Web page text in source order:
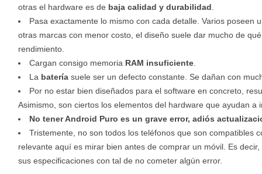
otras el hardware es de baja calidad y durabilidad
Pasa exactamente lo mismo con cada detalle. Varios poseen
otras marcas con menor costo, el diseño suele dar mucho de
rendimiento.
Cargan consigo memoria RAM insuficiente
La batería suele ser un defecto constante. Se dañan con
Por no estar bien diseñados para el software en concreto,
Asimismo, son ciertos los elementos del hardware que ayudan a
No tener Android Puro es un grave error, adiós
Tristemente, no son todos los teléfonos que son compatibles
relevante aquí es mirar bien antes de comprar un móvil. Es
sus especificaciones con tal de no cometer algún error.